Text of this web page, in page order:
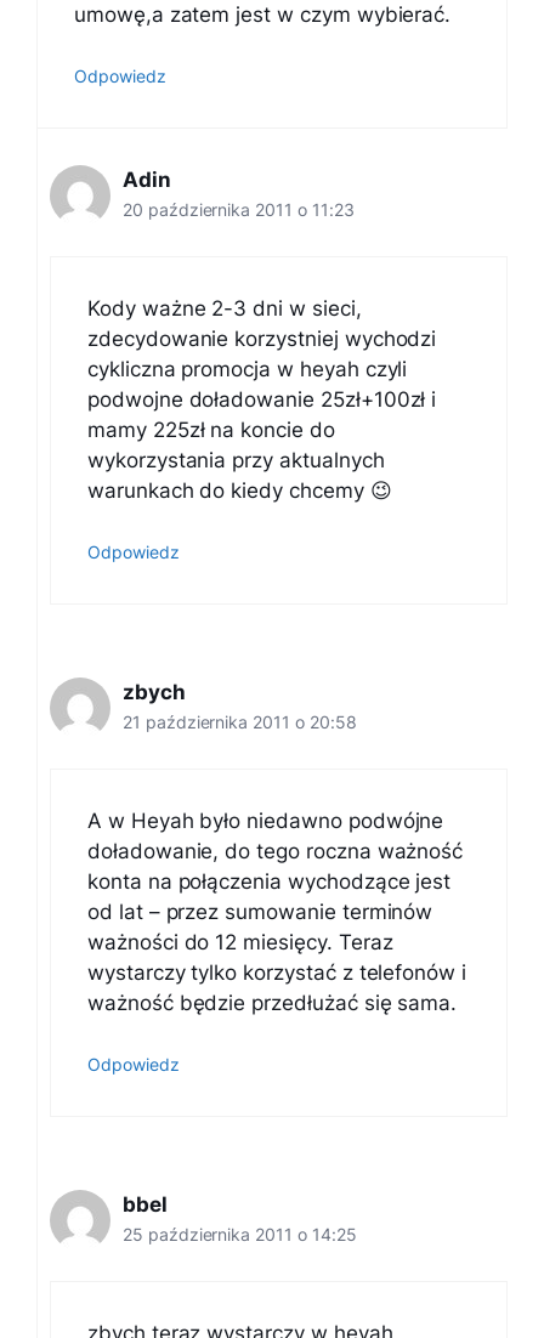
umowę,a zatem jest w czym wybierać.
Odpowiedz
Adin
20 października 2011 o 11:23
Kody ważne 2-3 dni w sieci,
zdecydowanie korzystniej wychodzi
cykliczna promocja w heyah czyli
podwojne doładowanie 25zł+100zł i
mamy 225zł na koncie do
wykorzystania przy aktualnych
warunkach do kiedy chcemy 😉
Odpowiedz
zbych
21 października 2011 o 20:58
A w Heyah było niedawno podwójne
doładowanie, do tego roczna ważność
konta na połączenia wychodzące jest
od lat – przez sumowanie terminów
ważności do 12 miesięcy. Teraz
wystarczy tylko korzystać z telefonów i
ważność będzie przedłużać się sama.
Odpowiedz
bbel
25 października 2011 o 14:25
zbych teraz wystarczy w heyah